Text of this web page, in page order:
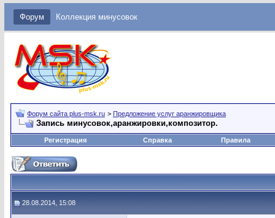
Форум Коллекция минусовок
Форум сайта plus-msk.ru > Предложение услуг аранжировщика
Запись минусовок,аранжировки,композитор.
Регистрация Справка Правила
28.08.2014, 15:08